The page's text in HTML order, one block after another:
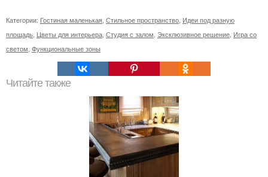
Категории: Гостиная маленькая Стильное пространство Идеи под разную
площадь Цветы для интерьера Студия с залом Эксклюзивное решение Игра со
светом Функциональные зоны
Читайте также